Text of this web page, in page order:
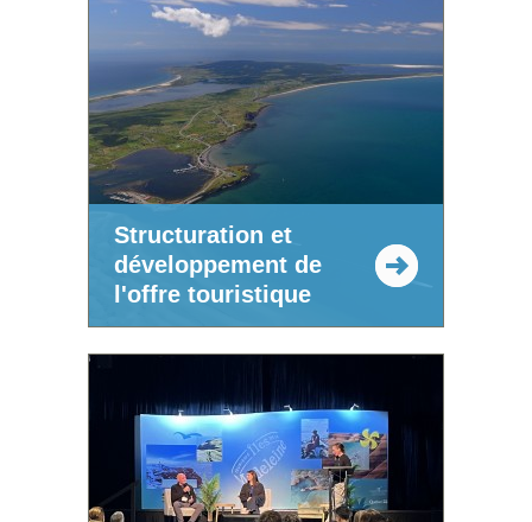
Structuration et
développement de
l'offre touristique